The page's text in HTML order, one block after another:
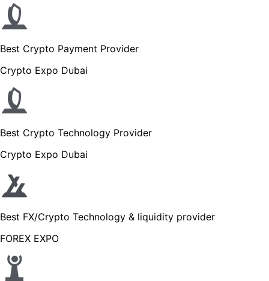
Best Crypto Payment Provider
Crypto Expo Dubai
Best Crypto Technology Provider
Crypto Expo Dubai
Best FX/Crypto Technology & liquidity provider
FOREX EXPO